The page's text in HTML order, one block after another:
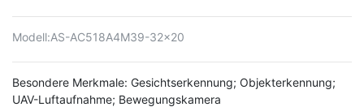
Modell:AS-AC518A4M39-32x20
Besondere Merkmale: Gesichtserkennung; Objekterkennung;
UAV-Luftaufnahme; Bewegungskamera